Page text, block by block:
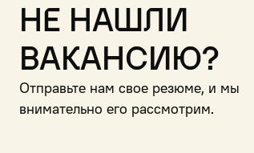
Не нашли
вакансию?
Отправьте нам свое резюме, и мы
внимательно его рассмотрим.